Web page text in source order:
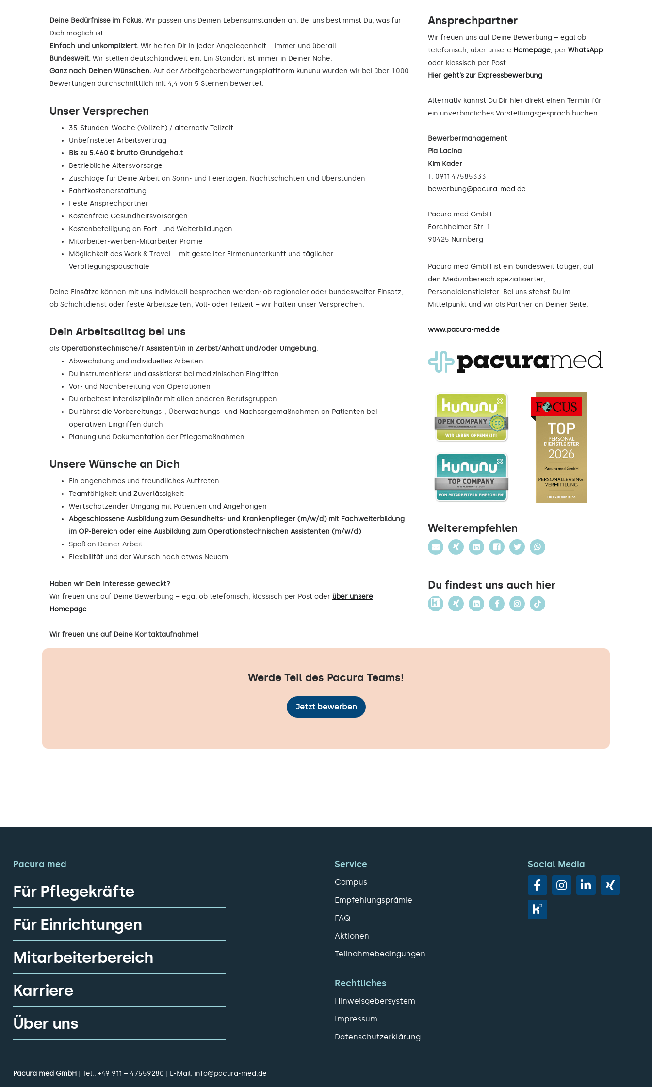
Deine Bedürfnisse im Fokus. Wir passen uns Deinen Lebensumständen an. Bei uns bestimmst Du, was für
Dich möglich ist.
Einfach und unkompliziert. Wir helfen Dir in jeder Angelegenheit – immer und überall.
Bundesweit. Wir stellen deutschlandweit ein. Ein Standort ist immer in Deiner Nähe.
Ganz nach Deinen Wünschen. Auf der Arbeitgeberbewertungsplattform kununu wurden wir bei über 1.000
Bewertungen durchschnittlich mit 4,4 von 5 Sternen bewertet.
Unser Versprechen
35-Stunden-Woche (Vollzeit) / alternativ Teilzeit
Unbefristeter Arbeitsvertrag
Bis zu 5.460 € brutto Grundgehalt
Betriebliche Altersvorsorge
Zuschläge für Deine Arbeit an Sonn- und Feiertagen, Nachtschichten und Überstunden
Fahrtkostenerstattung
Feste Ansprechpartner
Kostenfreie Gesundheitsvorsorgen
Kostenbeteiligung an Fort- und Weiterbildungen
Mitarbeiter-werben-Mitarbeiter Prämie
Möglichkeit des Work & Travel – mit gestellter Firmenunterkunft und täglicher
Verpflegungspauschale
Deine Einsätze können mit uns individuell besprochen werden: ob regionaler oder bundesweiter Einsatz,
ob Schichtdienst oder feste Arbeitszeiten, Voll- oder Teilzeit – wir halten unser Versprechen.
Dein Arbeitsalltag bei uns
als Operationstechnische/r Assistent/in in Zerbst/Anhalt und/oder Umgebung.
Abwechslung und individuelles Arbeiten
Du instrumentierst und assistierst bei medizinischen Eingriffen
Vor- und Nachbereitung von Operationen
Du arbeitest interdisziplinär mit allen anderen Berufsgruppen
Du führst die Vorbereitungs-, Überwachungs- und Nachsorgemaßnahmen an Patienten bei
operativen Eingriffen durch
Planung und Dokumentation der Pflegemaßnahmen
Unsere Wünsche an Dich
Ein angenehmes und freundliches Auftreten
Teamfähigkeit und Zuverlässigkeit
Wertschätzender Umgang mit Patienten und Angehörigen
Abgeschlossene Ausbildung zum Gesundheits- und Krankenpfleger (m/w/d) mit Fachweiterbildung
im OP-Bereich oder eine Ausbildung zum Operationstechnischen Assistenten (m/w/d)
Spaß an Deiner Arbeit
Flexibilität und der Wunsch nach etwas Neuem
Haben wir Dein Interesse geweckt?
Wir freuen uns auf Deine Bewerbung – egal ob telefonisch, klassisch per Post oder über unsere
Homepage.
Wir freuen uns auf Deine Kontaktaufnahme!
Ansprechpartner
Wir freuen uns auf Deine Bewerbung – egal ob
telefonisch, über unsere Homepage, per WhatsApp
oder klassisch per Post.
Hier geht’s zur Expressbewerbung
Alternativ kannst Du Dir hier direkt einen Termin für
ein unverbindliches Vorstellungsgespräch buchen.
Bewerbermanagement
Pia Lacina
Kim Kader
T: 0911 47585333
bewerbung@pacura-med.de
Pacura med GmbH
Forchheimer Str. 1
90425 Nürnberg
Pacura med GmbH ist ein bundesweit tätiger, auf
den Medizinbereich spezialisierter,
Personaldienstleister. Bei uns stehst Du im
Mittelpunkt und wir als Partner an Deiner Seite.
www.pacura-med.de
Weiterempfehlen
Du findest uns auch hier
Werde Teil des Pacura Teams!
Jetzt bewerben
Pacura med
Für Pflegekräfte
Für Einrichtungen
Mitarbeiterbereich
Karriere
Über uns
Service
Campus
Empfehlungsprämie
FAQ
Aktionen
Teilnahmebedingungen
Rechtliches
Hinweisgebersystem
Impressum
Datenschutzerklärung
Social Media
Pacura med GmbH | Tel.: +49 911 – 47559280 | E-Mail: info@pacura-med.de